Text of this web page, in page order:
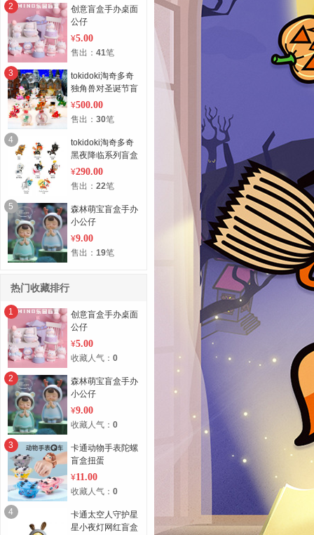
2
创意盲盒手办桌面
公仔
¥5.00
售出： 41笔
3
tokidoki淘奇多奇
独角兽对圣诞节盲
盒(套)
¥500.00
售出： 30笔
4
tokidoki淘奇多奇
黑夜降临系列盲盒
(套)
¥290.00
售出： 22笔
5
森林萌宝盲盒手办
小公仔
¥9.00
售出： 19笔
热门收藏排行
1
创意盲盒手办桌面
公仔
¥5.00
收藏人气： 0
2
森林萌宝盲盒手办
小公仔
¥9.00
收藏人气： 0
3
卡通动物手表陀螺
盲盒扭蛋
¥11.00
收藏人气： 0
4
卡通太空人守护星
星小夜灯网红盲盒